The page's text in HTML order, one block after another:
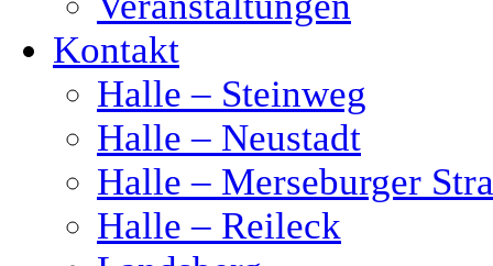
Kontakt
Halle – Steinweg
Halle – Neustadt
Halle – Merseburger
Halle – Reileck